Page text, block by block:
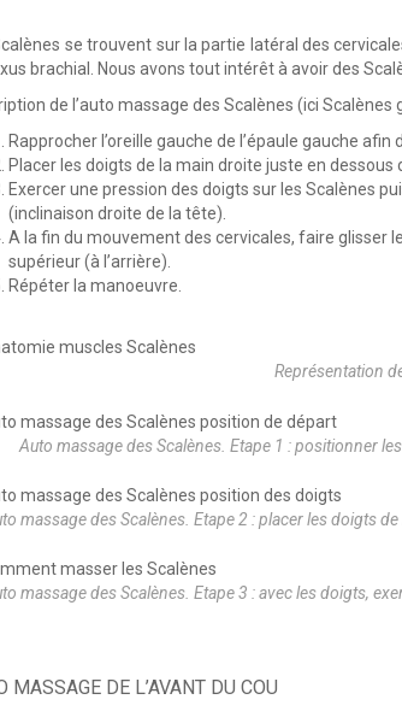
se trouvent sur la partie latéral des
brachial. Nous avons tout intérêt à avoir des
de l’auto massage des Scalènes (ici Scalènes
Rapprocher l’oreille gauche de l’épaule gauche
Placer les doigts de la main droite juste en
Exercer une pression des doigts sur les Scalènes
(inclinaison droite de la tête).
A la fin du mouvement des cervicales, faire glisser
supérieur (à l’arrière).
Répéter la manoeuvre.
Représentation
Auto massage des Scalènes. Etape 1 : positionner
massage des Scalènes. Etape 2 : placer les doigts
massage des Scalènes. Etape 3 : avec les doigts,
MASSAGE DE L’AVANT DU COU